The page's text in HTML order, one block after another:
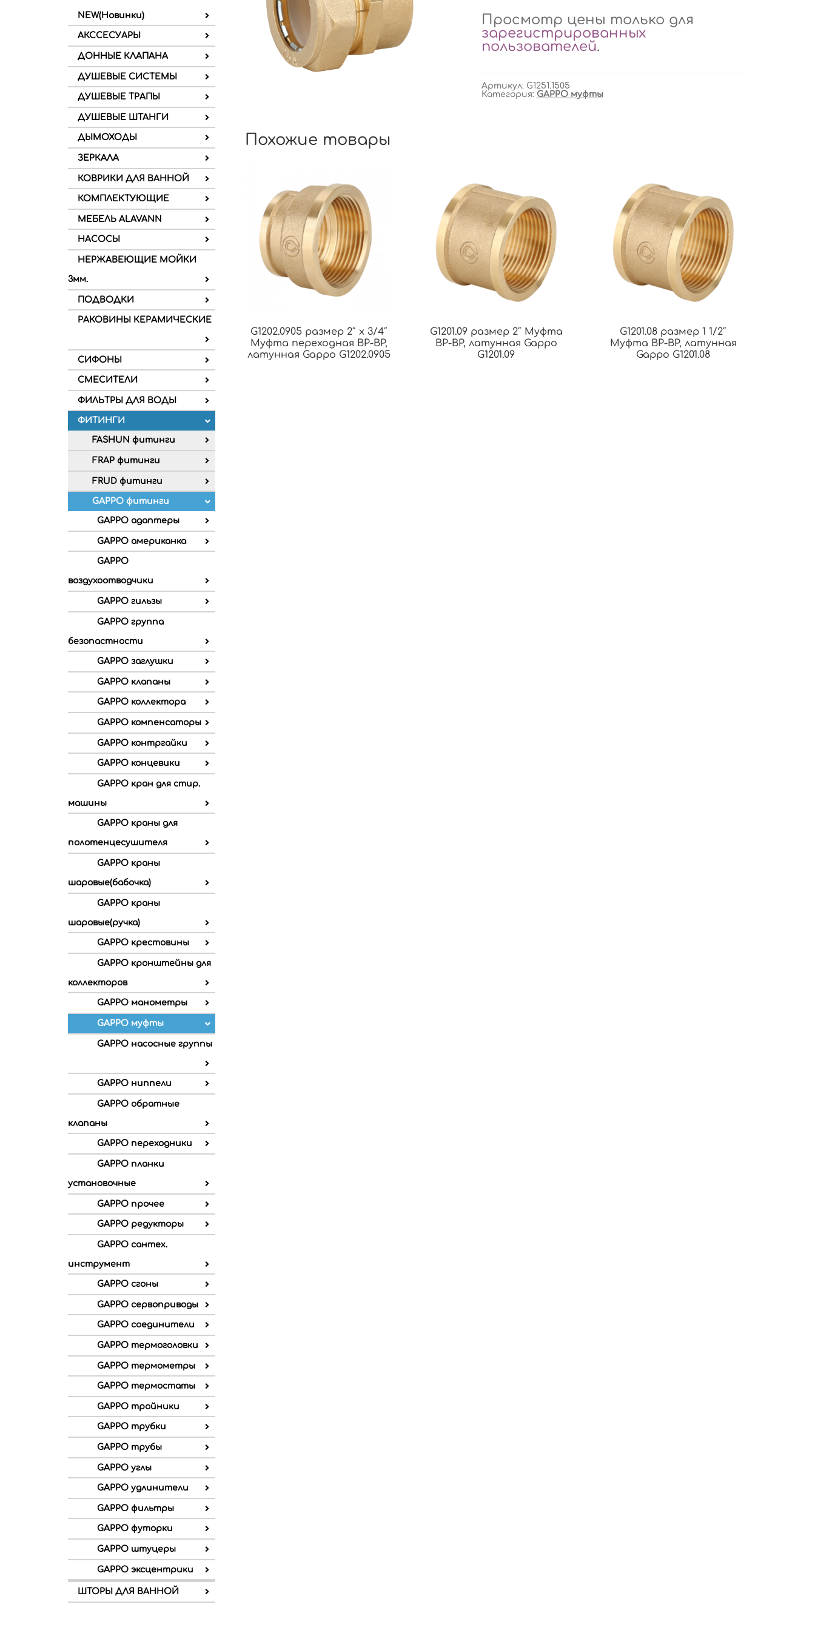
NEW(Новинки)
АКССЕСУАРЫ
ДОННЫЕ КЛАПАНА
ДУШЕВЫЕ СИСТЕМЫ
ДУШЕВЫЕ ТРАПЫ
ДУШЕВЫЕ ШТАНГИ
ДЫМОХОДЫ
ЗЕРКАЛА
КОВРИКИ ДЛЯ ВАННОЙ
КОМПЛЕКТУЮЩИЕ
МЕБЕЛЬ ALAVANN
НАСОСЫ
НЕРЖАВЕЮЩИЕ МОЙКИ
3мм.
ПОДВОДКИ
РАКОВИНЫ КЕРАМИЧЕСКИЕ
СИФОНЫ
СМЕСИТЕЛИ
ФИЛЬТРЫ ДЛЯ ВОДЫ
ФИТИНГИ
FASHUN фитинги
FRAP фитинги
FRUD фитинги
GAPPO фитинги
GAPPO адаптеры
GAPPO американка
GAPPO
воздухоотводчики
GAPPO гильзы
GAPPO группа
безопастности
GAPPO заглушки
GAPPO клапаны
GAPPO коллектора
GAPPO компенсаторы
GAPPO контргайки
GAPPO концевики
GAPPO кран для стир.
машины
GAPPO краны для
полотенцесушителя
GAPPO краны
шаровые(бабочка)
GAPPO краны
шаровые(ручка)
GAPPO крестовины
GAPPO кронштейны для
коллекторов
GAPPO манометры
GAPPO муфты
GAPPO насосные группы
GAPPO ниппели
GAPPO обратные
клапаны
GAPPO переходники
GAPPO планки
установочные
GAPPO прочее
GAPPO редукторы
GAPPO сантех.
инструмент
GAPPO сгоны
GAPPO сервоприводы
GAPPO соединители
GAPPO термоголовки
GAPPO термометры
GAPPO термостаты
GAPPO тройники
GAPPO трубки
GAPPO трубы
GAPPO углы
GAPPO удлинители
GAPPO фильтры
GAPPO футорки
GAPPO штуцеры
GAPPO эксцентрики
ШТОРЫ ДЛЯ ВАННОЙ
Просмотр цены только для
зарегистрированных
пользователей.
Артикул: G1251.1505
Категория: GAPPO муфты
Похожие товары
G1202.0905 размер 2″ х 3/4″
Муфта переходная ВР-ВР,
латунная Gappo G1202.0905
G1201.09 размер 2″ Муфта
ВР-ВР, латунная Gappo
G1201.09
G1201.08 размер 1 1/2″
Муфта ВР-ВР, латунная
Gappo G1201.08